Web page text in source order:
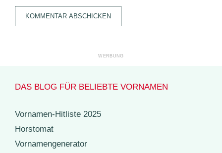
DAS BLOG FÜR BELIEBTE VORNAMEN
Vornamen-Hitliste 2025
Horstomat
Vornamengenerator